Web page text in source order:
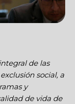
de las
social, a
y
de vida de